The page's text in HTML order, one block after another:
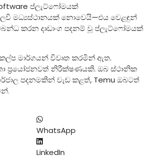
ප්ලැට්ෆෝමයක්
මධ්‍යස්ථානයක් නොවෙයි—එය වෙළඳුන්
කරන දෘඩාංග පදනම් වූ ප්ලැට්ෆෝමයක්
මාර්ගයන් විවෘත කරමින් ඇත.
ප්‍රයෝජනවත් නිරීක්ෂණයකි. ඔබ ස්ථානික
පදනමකින් වැඩ කළත්, Temu ඔබටත්
.
WhatsApp
LinkedIn